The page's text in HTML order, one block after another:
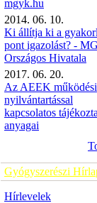
mgyk.hu
2014. 06. 10.
Ki állítja ki a
pont igazolást? -
Országos Hivatala
2017. 06. 20.
Az AEEK működési
nyilvántartással
kapcsolatos
anyagai
Gyógyszerészi
Hírlevelek